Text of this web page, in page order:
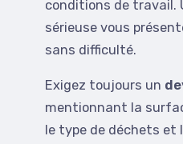
conditions de travail.
sérieuse vous
sans difficulté.
Exigez toujours un
mentionnant la
le type de déchets